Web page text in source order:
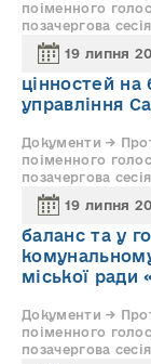
поіменного
позачергова
19 липня
цінностей на
управління
Документи →
поіменного
позачергова
19 липня
баланс та у
міської ради
Документи →
поіменного
позачергова